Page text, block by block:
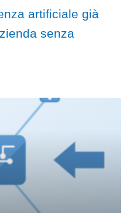
artificiale già
senza